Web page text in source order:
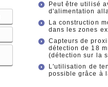
Peut être utilisé
d'alimentation
La construction
dans les zones
Capteurs de
détection de 18
(détection sur la
L'utilisation de
possible grâce à